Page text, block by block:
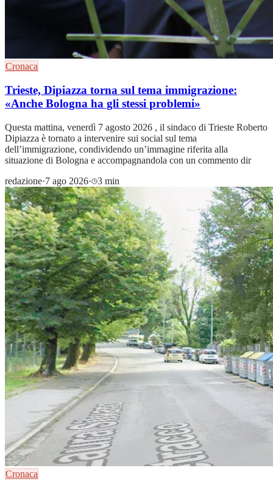
Cronaca
Trieste, Dipiazza torna sul tema immigrazione:
«Anche Bologna ha gli stessi problemi»
Questa mattina, venerdì 7 agosto 2026 , il sindaco di Trieste Roberto
Dipiazza è tornato a intervenire sui social sul tema
dell’immigrazione, condividendo un’immagine riferita alla
situazione di Bologna e accompagnandola con un commento dir
redazione·7 ago 2026· 3 min
Cronaca